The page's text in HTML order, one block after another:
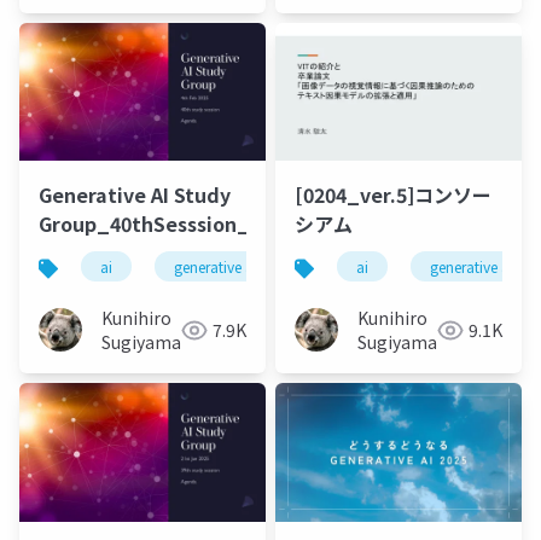
Generative AI Study
Group_40thSesssion_20250204
ai generative ai machine learning deep
Kunihiro
Sugiyama
7.9K
[0204_ver.5]コンソー
シアム
ai generative ai
Kunihiro
Sugiyama
9.1K